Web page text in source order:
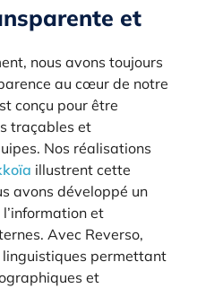
et
nous avons toujours
au cœur de notre
conçu pour être
traçables et
Nos réalisations
illustrent cette
avons développé un
et
Avec Reverso,
linguistiques permettant
et